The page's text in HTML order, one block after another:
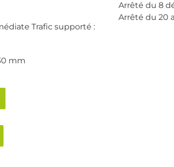
Trafic supporté :
mm
Arrêté du 8
Arrêté du 20